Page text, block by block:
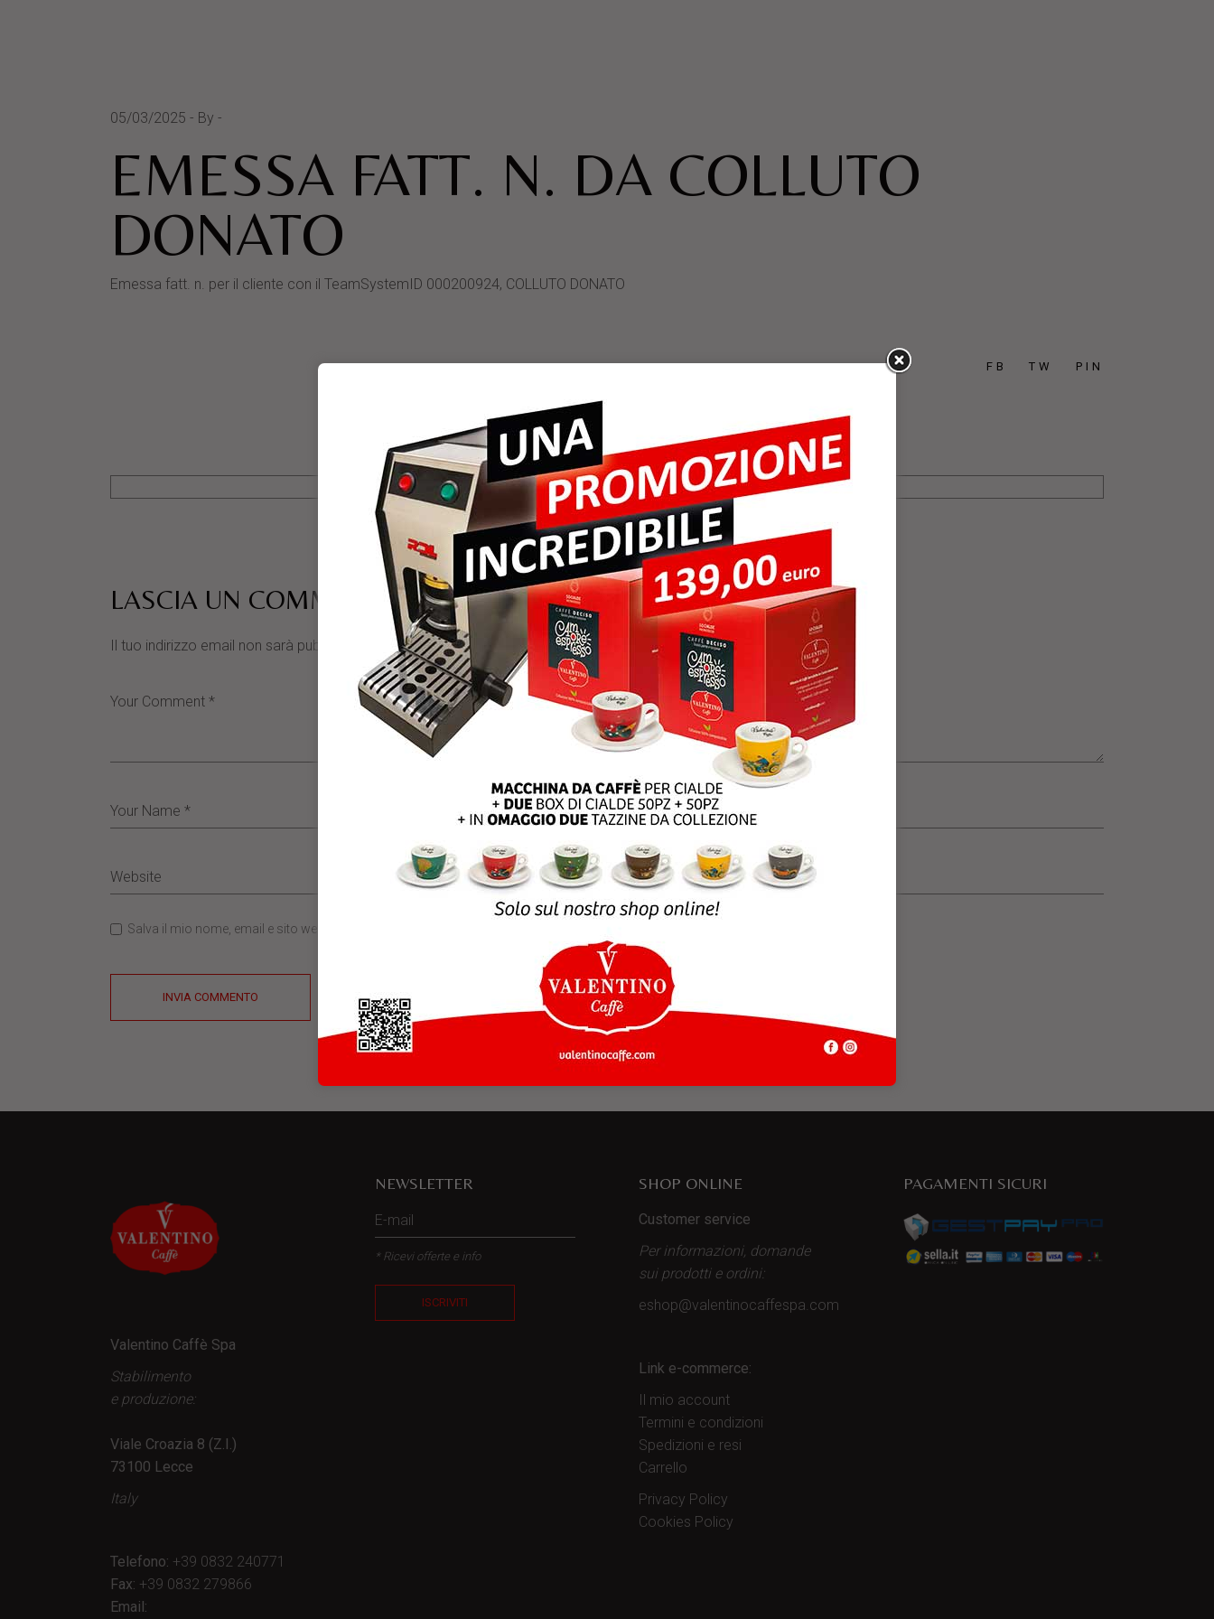
05/03/2025 By
EMESSA FATT. N. DA COLLUTO
DONATO
Emessa fatt. n. per il cliente con il TeamSystemID 000200924, COLLUTO DONATO
FB TW PIN
LASCIA UN COMMENTO
Il tuo indirizzo email non sarà pubblicato. I campi obbligatori sono contrassegnati
Salva il mio nome, email e sito web in questo browser per la prossima volta che commento.
INVIA COMMENTO
Valentino Caffè Spa
Stabilimento
e produzione:
Viale Croazia 8 (Z.I.)
73100 Lecce
Italy
Telefono: +39 0832 240771
Fax: +39 0832 279866
Email:
NEWSLETTER
* Ricevi offerte e info
ISCRIVITI
SHOP ONLINE
Customer service
Per informazioni, domande
sui prodotti e ordini:
eshop@valentinocaffespa.com
Link e-commerce:
Il mio account
Termini e condizioni
Spedizioni e resi
Carrello
Privacy Policy
Cookies Policy
PAGAMENTI SICURI